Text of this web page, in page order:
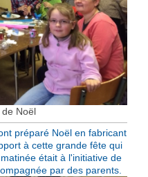
Noël
préparé Noël en fabricant
à cette grande fête qui
était à l'initiative de
par des parents.